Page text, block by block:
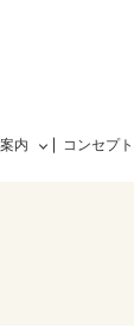
内 コンセプト